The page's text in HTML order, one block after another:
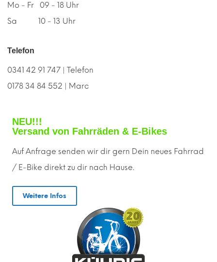
Mo - Fr 09 - 18 Uhr
Sa 10 - 13 Uhr
Telefon
0341 42 91 747 | Telefon
0178 34 84 552 | Marc
NEU!!!
Versand von Fahrräden & E-Bikes
Auf Anfrage senden wir dir gern Dein neues Fahrrad
/ E-Bike direkt zu dir nach Hause.
Weitere Infos